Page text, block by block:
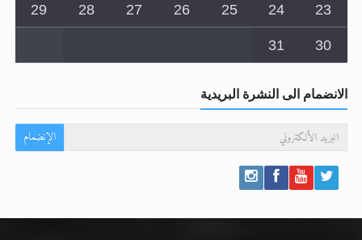
30
31
الانضمام الى النشرة البريدية
المقالات